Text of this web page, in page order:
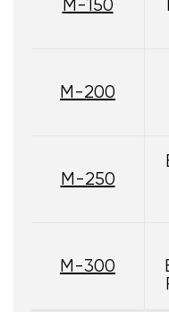
М-150
М-200
М-250
М-300